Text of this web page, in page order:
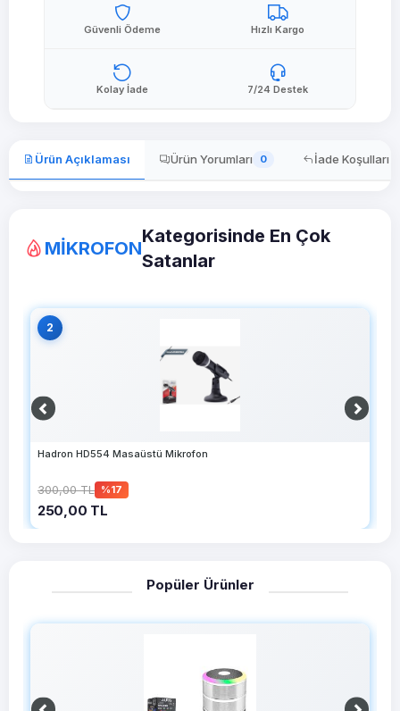
Güvenli Ödeme Hızlı Kargo
Kolay İade 7/24 Destek
Ürün Açıklaması Ürün Yorumları 0 İade Koşulları
MİKROFON
Kategorisinde En Çok
Satanlar
2
Hadron HD554 Masaüstü Mikrofon
300,00 TL %17
250,00 TL
Popüler Ürünler